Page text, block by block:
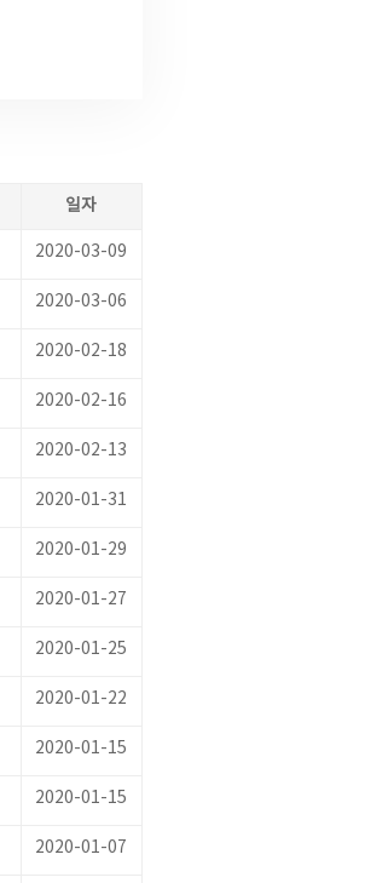
일자
2020-03-09
2020-03-06
2020-02-18
2020-02-16
2020-02-13
2020-01-31
2020-01-29
2020-01-27
2020-01-25
2020-01-22
2020-01-15
2020-01-15
2020-01-07